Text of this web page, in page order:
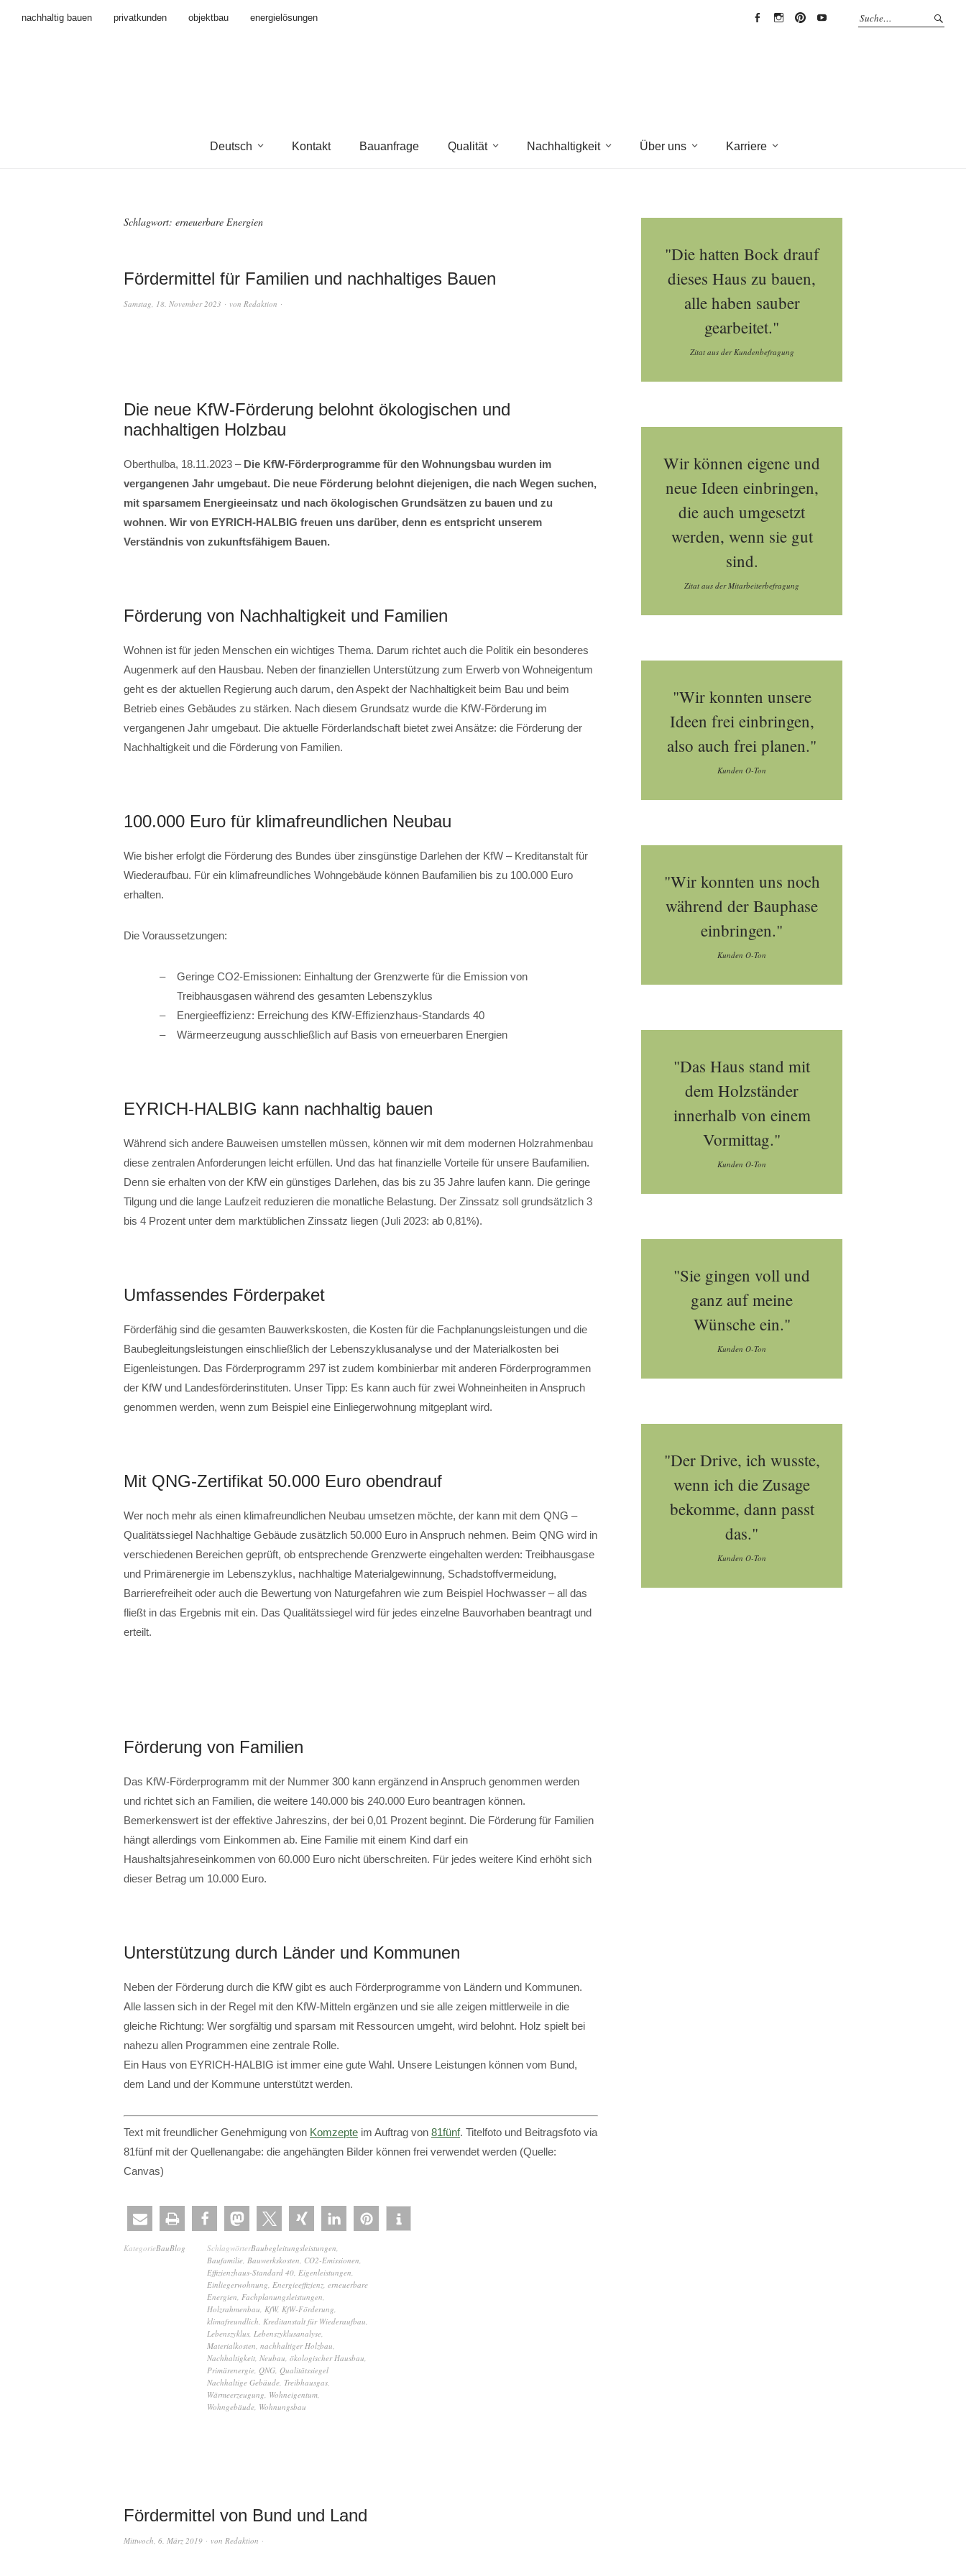
nachhaltig bauen privatkunden objektbau
energielösungen
Deutsch Kontakt Bauanfrage Qualität Nachhaltigkeit Über uns Karriere
Schlagwort: erneuerbare Energien
Fördermittel für Familien und nachhaltiges Bauen
Samstag, 18. November 2023 von Redaktion
Die neue KfW-Förderung belohnt ökologischen und
nachhaltigen Holzbau
Oberthulba, 18.11.2023 – Die KfW-Förderprogramme für den Wohnungsbau wurden im
vergangenen Jahr umgebaut. Die neue Förderung belohnt diejenigen, die nach Wegen suchen,
mit sparsamem Energieeinsatz und nach ökologischen Grundsätzen zu bauen und zu
wohnen. Wir von EYRICH-HALBIG freuen uns darüber, denn es entspricht unserem
Verständnis von zukunftsfähigem Bauen.
Förderung von Nachhaltigkeit und Familien
Wohnen ist für jeden Menschen ein wichtiges Thema. Darum richtet auch die Politik ein besonderes
Augenmerk auf den Hausbau. Neben der finanziellen Unterstützung zum Erwerb von Wohneigentum
geht es der aktuellen Regierung auch darum, den Aspekt der Nachhaltigkeit beim Bau und beim
Betrieb eines Gebäudes zu stärken. Nach diesem Grundsatz wurde die KfW-Förderung im
vergangenen Jahr umgebaut. Die aktuelle Förderlandschaft bietet zwei Ansätze: die Förderung der
Nachhaltigkeit und die Förderung von Familien.
100.000 Euro für klimafreundlichen Neubau
Wie bisher erfolgt die Förderung des Bundes über zinsgünstige Darlehen der KfW – Kreditanstalt für
Wiederaufbau. Für ein klimafreundliches Wohngebäude können Baufamilien bis zu 100.000 Euro
erhalten.
Die Voraussetzungen:
Geringe CO2-Emissionen: Einhaltung der Grenzwerte für die Emission von
Treibhausgasen während des gesamten Lebenszyklus
Energieeffizienz: Erreichung des KfW-Effizienzhaus-Standards 40
Wärmeerzeugung ausschließlich auf Basis von erneuerbaren Energien
EYRICH-HALBIG kann nachhaltig bauen
Während sich andere Bauweisen umstellen müssen, können wir mit dem modernen Holzrahmenbau
diese zentralen Anforderungen leicht erfüllen. Und das hat finanzielle Vorteile für unsere Baufamilien.
Denn sie erhalten von der KfW ein günstiges Darlehen, das bis zu 35 Jahre laufen kann. Die geringe
Tilgung und die lange Laufzeit reduzieren die monatliche Belastung. Der Zinssatz soll grundsätzlich 3
bis 4 Prozent unter dem marktüblichen Zinssatz liegen (Juli 2023: ab 0,81%).
Umfassendes Förderpaket
Förderfähig sind die gesamten Bauwerkskosten, die Kosten für die Fachplanungsleistungen und die
Baubegleitungsleistungen einschließlich der Lebenszyklusanalyse und der Materialkosten bei
Eigenleistungen. Das Förderprogramm 297 ist zudem kombinierbar mit anderen Förderprogrammen
der KfW und Landesförderinstituten. Unser Tipp: Es kann auch für zwei Wohneinheiten in Anspruch
genommen werden, wenn zum Beispiel eine Einliegerwohnung mitgeplant wird.
Mit QNG-Zertifikat 50.000 Euro obendrauf
Wer noch mehr als einen klimafreundlichen Neubau umsetzen möchte, der kann mit dem QNG –
Qualitätssiegel Nachhaltige Gebäude zusätzlich 50.000 Euro in Anspruch nehmen. Beim QNG wird in
verschiedenen Bereichen geprüft, ob entsprechende Grenzwerte eingehalten werden: Treibhausgase
und Primärenergie im Lebenszyklus, nachhaltige Materialgewinnung, Schadstoffvermeidung,
Barrierefreiheit oder auch die Bewertung von Naturgefahren wie zum Beispiel Hochwasser – all das
fließt in das Ergebnis mit ein. Das Qualitätssiegel wird für jedes einzelne Bauvorhaben beantragt und
erteilt.
Förderung von Familien
Das KfW-Förderprogramm mit der Nummer 300 kann ergänzend in Anspruch genommen werden
und richtet sich an Familien, die weitere 140.000 bis 240.000 Euro beantragen können.
Bemerkenswert ist der effektive Jahreszins, der bei 0,01 Prozent beginnt. Die Förderung für Familien
hängt allerdings vom Einkommen ab. Eine Familie mit einem Kind darf ein
Haushaltsjahreseinkommen von 60.000 Euro nicht überschreiten. Für jedes weitere Kind erhöht sich
dieser Betrag um 10.000 Euro.
Unterstützung durch Länder und Kommunen
Neben der Förderung durch die KfW gibt es auch Förderprogramme von Ländern und Kommunen.
Alle lassen sich in der Regel mit den KfW-Mitteln ergänzen und sie alle zeigen mittlerweile in die
gleiche Richtung: Wer sorgfältig und sparsam mit Ressourcen umgeht, wird belohnt. Holz spielt bei
nahezu allen Programmen eine zentrale Rolle.
Ein Haus von EYRICH-HALBIG ist immer eine gute Wahl. Unsere Leistungen können vom Bund,
dem Land und der Kommune unterstützt werden.
Text mit freundlicher Genehmigung von Komzepte im Auftrag von 81fünf. Titelfoto und Beitragsfoto via
81fünf mit der Quellenangabe: die angehängten Bilder können frei verwendet werden (Quelle:
Canvas)
KategorieBauBlog SchlagwörterBaubegleitungsleistungen
Baufamilie Bauwerkskosten CO2-Emissionen
Effizienzhaus-Standard 40 Eigenleistungen
Einliegerwohnung Energieeffizienz erneuerbare
Energien Fachplanungsleistungen
Holzrahmenbau KfW, KfW-Förderung
klimafreundlich Kreditanstalt für Wiederaufbau
Lebenszyklus Lebenszyklusanalyse
Materialkosten nachhaltiger Holzbau
Nachhaltigkeit Neubau ökologischer Hausbau
Primärenergie QNG Qualitätssiegel
Nachhaltige Gebäude Treibhausgas
Wärmeerzeugung Wohneigentum
Wohngebäude Wohnungsbau
Fördermittel von Bund und Land
Mittwoch, 6. März 2019 von Redaktion
"Die hatten Bock drauf
dieses Haus zu bauen,
alle haben sauber
gearbeitet."
Zitat aus der Kundenbefragung
Wir können eigene und
neue Ideen einbringen,
die auch umgesetzt
werden, wenn sie gut
sind.
Zitat aus der Mitarbeiterbefragung
"Wir konnten unsere
Ideen frei einbringen,
also auch frei planen."
Kunden O-Ton
"Wir konnten uns noch
während der Bauphase
einbringen."
Kunden O-Ton
"Das Haus stand mit
dem Holzständer
innerhalb von einem
Vormittag."
Kunden O-Ton
"Sie gingen voll und
ganz auf meine
Wünsche ein."
Kunden O-Ton
"Der Drive, ich wusste,
wenn ich die Zusage
bekomme, dann passt
das."
Kunden O-Ton